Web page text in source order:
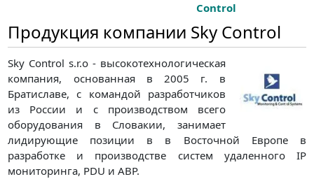
Control
Продукция компании Sky Control
Sky Control s.r.o - высокотехнологическая
компания, основанная в 2005 г. в
Братиславе, с командой разработчиков
из России и с производством всего
оборудования в Словакии, занимает
лидирующие позиции в в Восточной Европе в
разработке и производстве систем удаленного IP
мониторинга, PDU и АВР.